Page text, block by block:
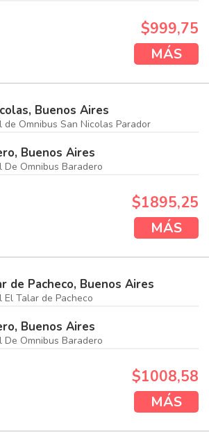
$999,75
MÁS
Buenos Aires
de Omnibus San Nicolas Parador
Buenos Aires
De Omnibus Baradero
$1895,25
MÁS
de Pacheco, Buenos Aires
El Talar de Pacheco
Buenos Aires
De Omnibus Baradero
$1008,58
MÁS